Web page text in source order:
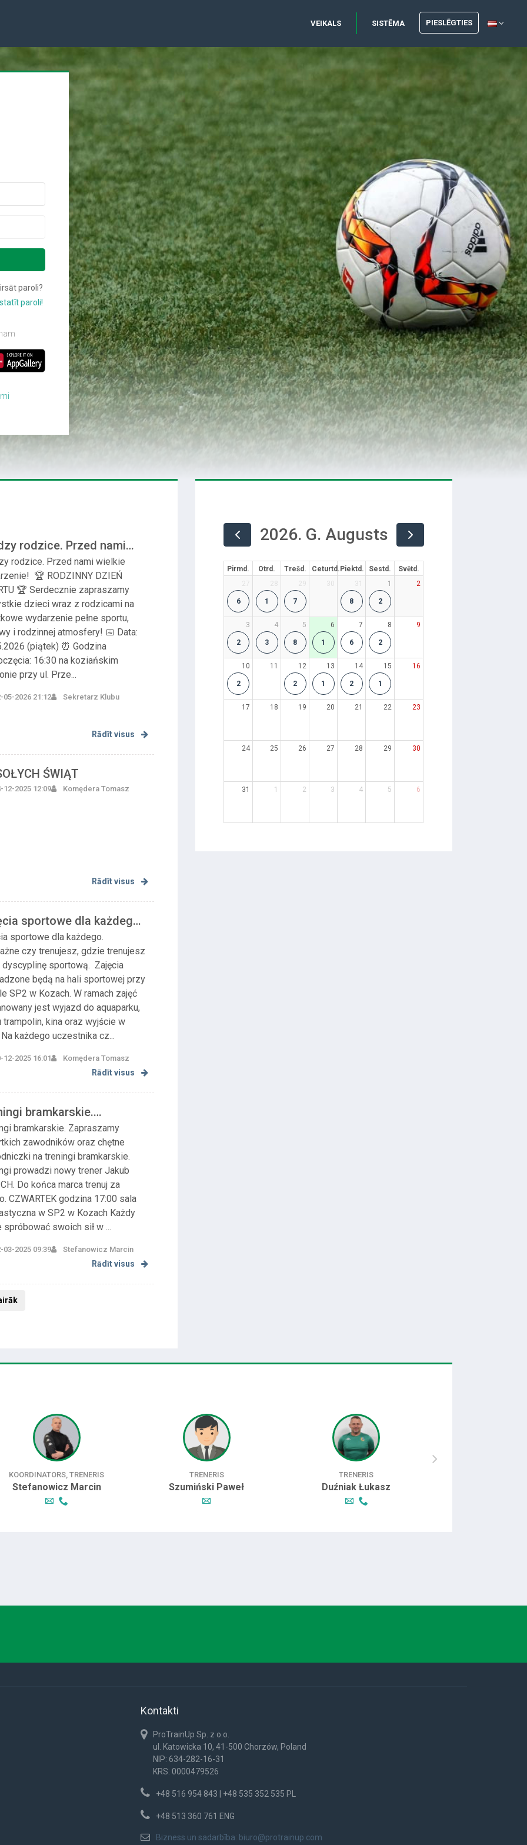
VEIKALS SISTĒMA PIESLĒGTIES
paroli?
paroli!
rodzice. Przed nami
wydarzenie!&n...
rodzice. Przed nami wielkie
🏆 RODZINNY DZIEŃ
🏆 Serdecznie zapraszamy
dzieci wraz z rodzicami na
wydarzenie pełne sportu,
i rodzinnej atmosfery! 📅 Data:
(piątek) ⏰ Godzina
16:30 na koziańskim
przy ul. Prze...
05-2026 21:12 Sekretarz Klubu
Rādīt visus
ŚWIĄT
12-2025 12:09 Komędera Tomasz
Rādīt visus
sportowe dla każdego.
czy trenu...
sportowe dla każdego.
czy trenujesz, gdzie trenujesz
dyscyplinę sportową. Zajęcia
będą na hali sportowej przy
SP2 w Kozach. W ramach zajęć
jest wyjazd do aquaparku,
trampolin, kina oraz wyjście w
Na każdego uczestnika cz...
12-2025 16:01 Komędera Tomasz
Rādīt visus
bramkarskie.
wszytkich za...
bramkarskie. Zapraszamy
zawodników oraz chętne
na treningi bramkarskie.
prowadzi nowy trener Jakub
Do końca marca trenuj za
CZWARTEK godzina 17:00 sala
w SP2 w Kozach Każdy
spróbować swoich sił w ...
03-2025 09:39 Stefanowicz Marcin
Rādīt visus
2026. G. Augusts
Pirmd. Otrd. Trešd. Ceturtd.Piektd. Sestd.
Svētd.
27
6
28
1
29
7
30 31
8
1
2
2
3
2
4
3
5
8
6
1
7
6
8
2
9
10
2
11 12
2
13
1
14
2
15
1
16
17 18 19 20 21 22 23
24 25 26 27 28 29 30
31 1 2 3 4 5 6
KOORDINATORS, TRENERIS
Stefanowicz Marcin
TRENERIS
Szumiński Paweł
TRENERIS
Duźniak Łukasz
Kontakti
ProTrainUp Sp. z o.o.
ul. Katowicka 10, 41-500 Chorzów, Poland
NIP: 634-282-16-31
KRS: 0000479526
+48 516 954 843 | +48 535 352 535 PL
+48 513 360 761 ENG
Bizness un sadarbība: biuro@protrainup.com